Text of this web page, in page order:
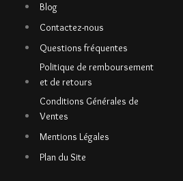
Blog
Contactez-nous
Questions fréquentes
Politique de remboursement
et de retours
Conditions Générales de
Ventes
Mentions Légales
Plan du Site